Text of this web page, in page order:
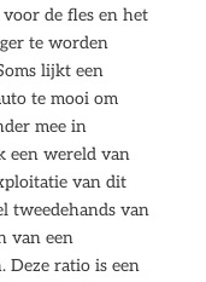
de fles en het
te worden
lijkt een
te mooi om
mee in
een wereld van
van dit
tweedehands van
van een
Deze ratio is een